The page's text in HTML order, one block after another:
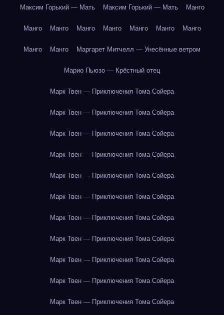
Максим Горький — Мать Максим Горький — Мать Манго
Манго Манго Манго Манго Манго Манго Манго
Манго Манго Маргарет Митчелл — Унесённые ветром
Марио Пьюзо — Крёстный отец
Марк Твен — Приключения Тома Сойера
Марк Твен — Приключения Тома Сойера
Марк Твен — Приключения Тома Сойера
Марк Твен — Приключения Тома Сойера
Марк Твен — Приключения Тома Сойера
Марк Твен — Приключения Тома Сойера
Марк Твен — Приключения Тома Сойера
Марк Твен — Приключения Тома Сойера
Марк Твен — Приключения Тома Сойера
Марк Твен — Приключения Тома Сойера
Марк Твен — Приключения Тома Сойера